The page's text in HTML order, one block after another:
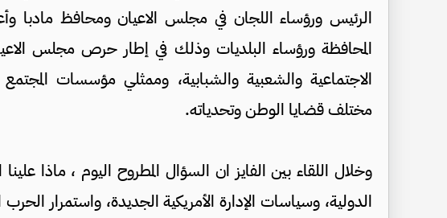
الرئيس ورؤساء اللجان في مجلس الاعيان ومحافظ مادبا
المحافظة ورؤساء البلديات وذلك في إطار حرص مجلس
الاجتماعية والشعبية والشبابية، وممثلي مؤسسات
مختلف قضايا الوطن وتحدياته.
وخلال اللقاء بين الفايز ان السؤال المطروح اليوم ، ماذا
الدولية، وسياسات الإدارة الأمريكية الجديدة، واستمرار